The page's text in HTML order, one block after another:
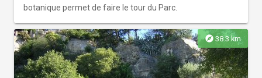
botanique permet de faire le tour du Parc.
explore 38.3 km